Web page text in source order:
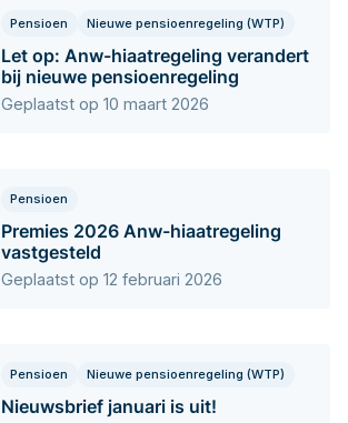
Pensioen Nieuwe pensioenregeling (WTP)
Let op: Anw-hiaatregeling verandert
bij nieuwe pensioenregeling
Geplaatst op 10 maart 2026
Pensioen
Premies 2026 Anw-hiaatregeling
vastgesteld
Geplaatst op 12 februari 2026
Pensioen Nieuwe pensioenregeling (WTP)
Nieuwsbrief januari is uit!